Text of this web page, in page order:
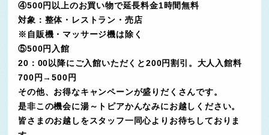
④500円以上のお買い物で延長料金1時間無料
対象：整体・レストラン・売店
※自販機・マッサージ機は除く
⑤500円入館
20：00以降にご入館いただくと200円割引。大人入館料
700円→500円
その他、お得なキャンペーンが盛りだくさんです。
是非この機会に湯～トピアかんなみにお越しください。
皆さまのお越しをスタッフ一同心よりお待ちしておりま